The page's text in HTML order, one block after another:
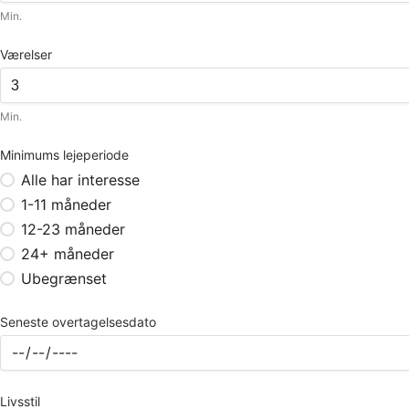
Min.
Værelser
Min.
Minimums lejeperiode
Alle har interesse
1-11 måneder
12-23 måneder
24+ måneder
Ubegrænset
Seneste overtagelsesdato
Livsstil